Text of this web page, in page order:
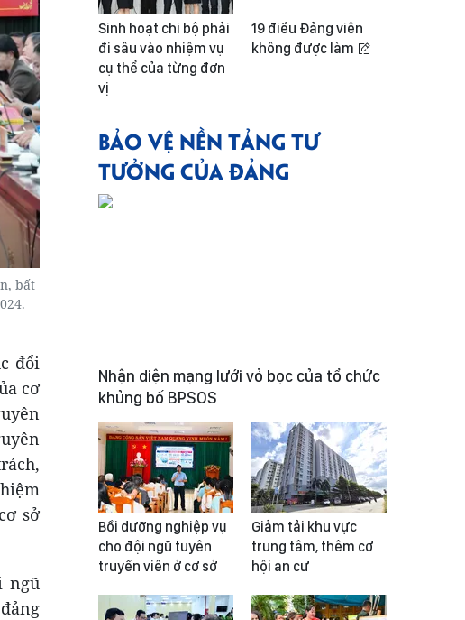
bất
đổi
cơ
sở
ngũ
Sinh hoạt chi bộ phải
đi sâu vào nhiệm vụ
cụ thể của từng đơn
vị
19 điều Đảng viên
không được làm
BẢO VỆ NỀN TẢNG TƯ
TƯỞNG CỦA ĐẢNG
Nhận diện mạng lưới vỏ bọc của tổ chức
khủng bố BPSOS
Bồi dưỡng nghiệp vụ
cho đội ngũ tuyên
truyền viên ở cơ sở
Giảm tải khu vực
trung tâm, thêm cơ
hội an cư